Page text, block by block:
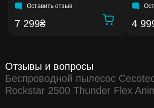
Оставить отзыв
7 299₴ 4
Отзывы и вопросы
Беспроводной пылесос
Rockstar 2500 Thunder Flex